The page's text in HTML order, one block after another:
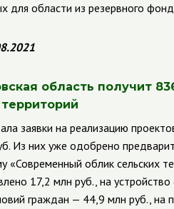
для области из резервного
область получит
заявки на реализацию
Из них уже одобрено
«Современный облик сельских
17,2 млн руб., на
граждан — 44,9 млн руб., на